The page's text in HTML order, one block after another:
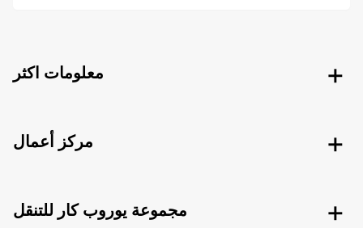
معلومات اكثر
مركز أعمال
مجموعة يوروب كار للتنقل